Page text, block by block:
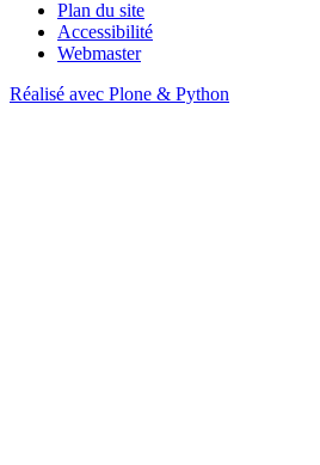
Plan du site
Accessibilité
Webmaster
Réalisé avec Plone & Python